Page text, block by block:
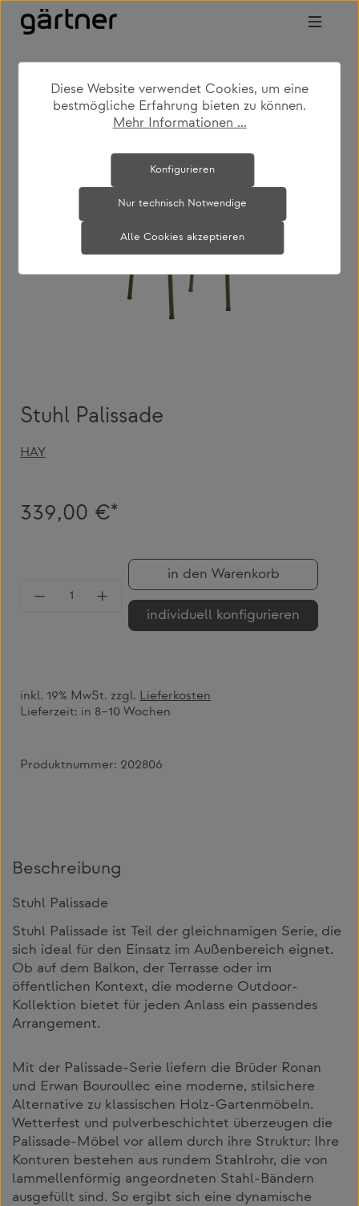
Zum Hauptinhalt springen
shop produkte outdoor gartenstühle
Bildergalerie überspringen
Stuhl Palissade
HAY
339,00 €*
Produkt Anzahl: Gib den gewünschten
in den Warenkorb
individuell konfigurieren
inkl. 19% MwSt. zzgl. Lieferkosten
Lieferzeit: in 8–10 Wochen
Produktnummer: 202806
Beschreibung
Stuhl Palissade
Stuhl Palissade ist Teil der gleichnamigen Serie, die
sich ideal für den Einsatz im Außenbereich eignet.
Ob auf dem Balkon, der Terrasse oder im
öffentlichen Kontext, die moderne Outdoor-
Kollektion bietet für jeden Anlass ein passendes
Arrangement.
Mit der Palissade-Serie liefern die Brüder Ronan
und Erwan Bouroullec eine moderne, stilsichere
Alternative zu klassischen Holz-Gartenmöbeln.
Wetterfest und pulverbeschichtet überzeugen die
Palissade-Möbel vor allem durch ihre Struktur: Ihre
Konturen bestehen aus rundem Stahlrohr, die von
lammellenförmig angeordneten Stahl-Bändern
ausgefüllt sind. So ergibt sich eine dynamische
Diese Website verwendet Cookies, um eine
bestmögliche Erfahrung bieten zu können.
Mehr Informationen ...
Nur technisch Notwendige
Konfigurieren
Alle Cookies akzeptieren